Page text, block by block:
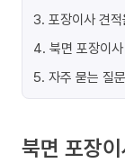
3. 포장이사 견
4. 북면 포장이
5. 자주 묻는 질
북면 포장